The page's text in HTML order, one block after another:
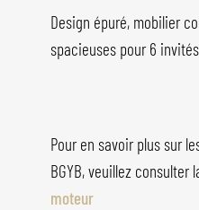
Design épuré, mobilier
spacieuses pour 6
Pour en savoir plus sur
BGYB, veuillez consulter
moteur